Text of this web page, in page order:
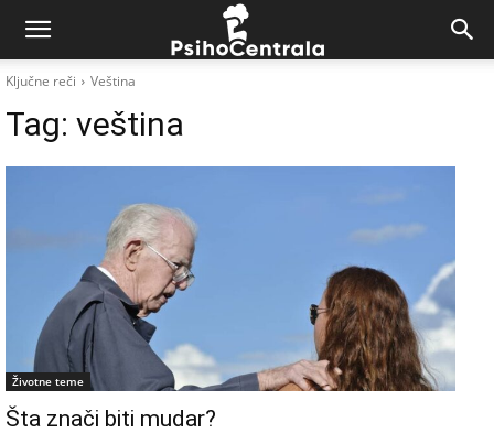
Ključne reči Veština
Tag: veština
Životne teme
Šta znači biti mudar?